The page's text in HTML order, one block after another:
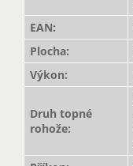
EAN:
Plocha:
Výkon:
Druh topné
rohože: